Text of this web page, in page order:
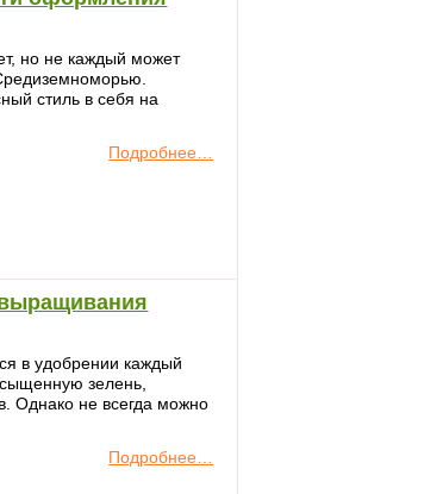
но не каждый может
стиль в себя на
Подробнее…
в удобрении каждый
зелень,
Однако не всегда можно
Подробнее…